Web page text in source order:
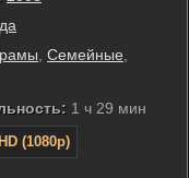
Семейные
1 ч 29 мин
(1080p)